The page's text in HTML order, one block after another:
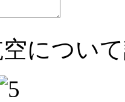
につい